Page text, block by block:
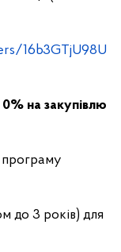
16b3GTjU98U
на закупівлю
до 3 років) для